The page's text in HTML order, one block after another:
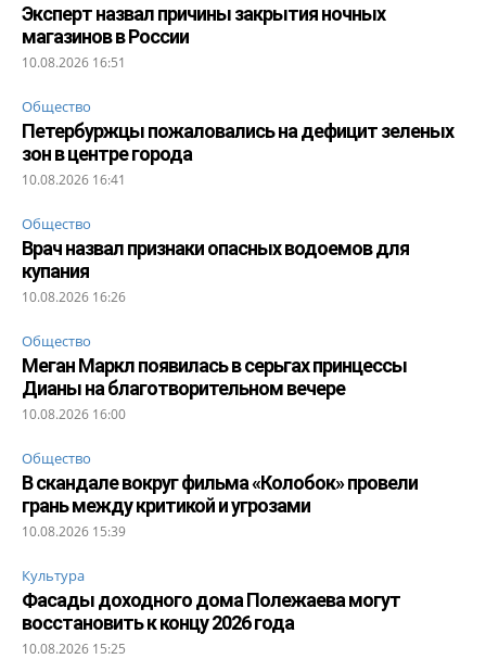
Эксперт назвал причины закрытия ночных
магазинов в России
10.08.2026 16:51
Общество
Петербуржцы пожаловались на дефицит зеленых
зон в центре города
10.08.2026 16:41
Общество
Врач назвал признаки опасных водоемов для
купания
10.08.2026 16:26
Общество
Меган Маркл появилась в серьгах принцессы
Дианы на благотворительном вечере
10.08.2026 16:00
Общество
В скандале вокруг фильма «Колобок» провели
грань между критикой и угрозами
10.08.2026 15:39
Культура
Фасады доходного дома Полежаева могут
восстановить к концу 2026 года
10.08.2026 15:25